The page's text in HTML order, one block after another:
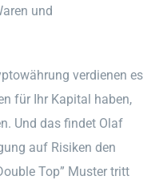
und
verdienen es
für Ihr Kapital haben,
Und das findet Olaf
auf Risiken den
Top” Muster tritt